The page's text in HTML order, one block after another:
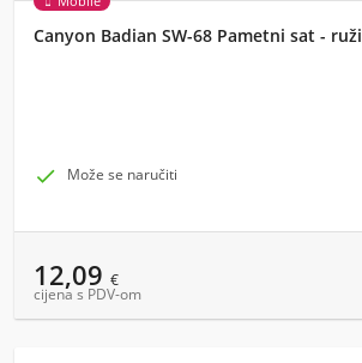
Canyon Badian SW-68 Pametni sat -
 Može se naručiti
12,09 €
cijena s PDV-om